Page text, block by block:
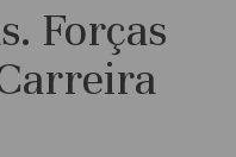
Forças